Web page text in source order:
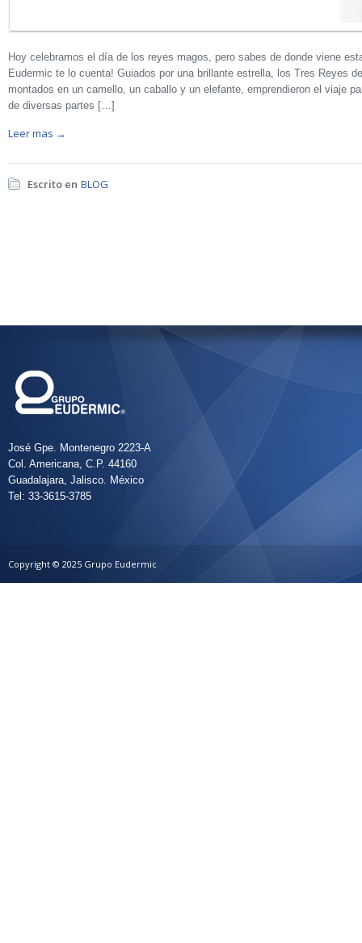
Hoy celebramos el día de los reyes magos, pero sabes de donde viene
Eudermic te lo cuenta! Guiados por una brillante estrella, los Tres Reyes
montados en un camello, un caballo y un elefante, emprendieron el viaje
de diversas partes […]
Leer mas →
Escrito en BLOG
José Gpe. Montenegro 2223-A
Col. Americana, C.P. 44160
Guadalajara, Jalisco. México
Tel: 33-3615-3785
Copyright © 2025 Grupo Eudermic